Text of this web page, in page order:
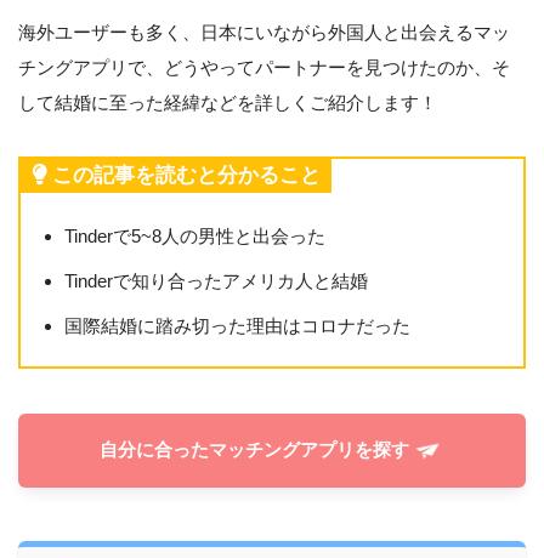
海外ユーザーも多く、日本にいながら外国人と出会えるマッ
チングアプリで、どうやってパートナーを見つけたのか、そ
して結婚に至った経緯などを詳しくご紹介します！
この記事を読むと分かること
Tinderで5~8人の男性と出会った
Tinderで知り合ったアメリカ人と結婚
国際結婚に踏み切った理由はコロナだった
自分に合ったマッチングアプリを探す